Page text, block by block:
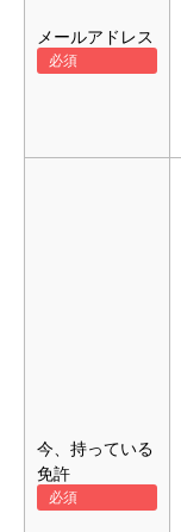
メールアドレス
今、持っている
免許